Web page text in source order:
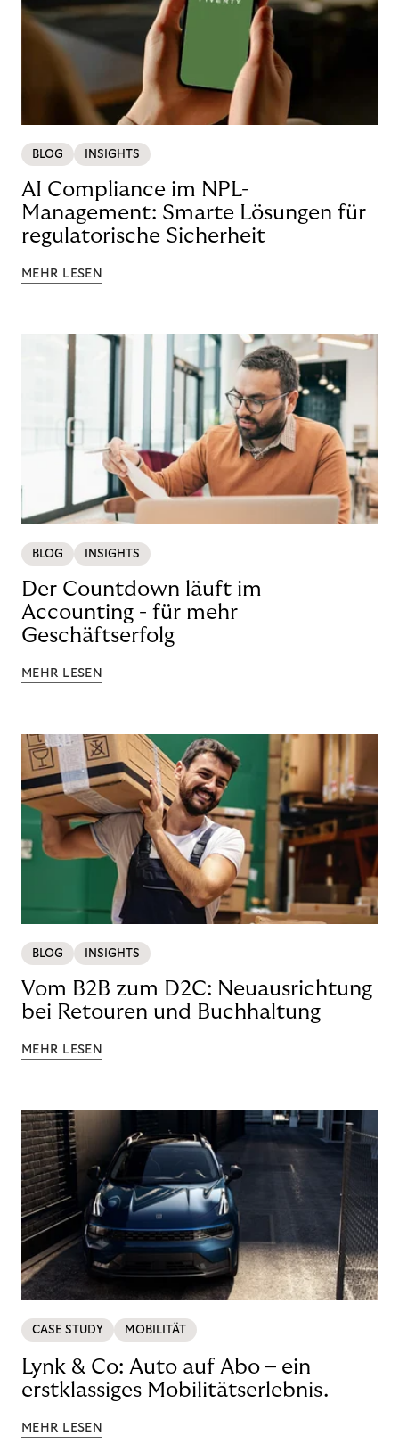
BLOG INSIGHTS
AI Compliance im NPL-
Management: Smarte Lösungen für
regulatorische Sicherheit
MEHR LESEN
BLOG INSIGHTS
Der Countdown läuft im
Accounting - für mehr
Geschäftserfolg
MEHR LESEN
BLOG INSIGHTS
Vom B2B zum D2C: Neuausrichtung
bei Retouren und Buchhaltung
MEHR LESEN
CASE STUDY MOBILITÄT
Lynk & Co: Auto auf Abo – ein
erstklassiges Mobilitätserlebnis.
MEHR LESEN